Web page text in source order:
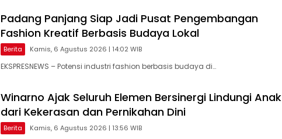
Padang Panjang Siap Jadi Pusat Pengembangan
Fashion Kreatif Berbasis Budaya Lokal
Berita Kamis, 6 Agustus 2026 | 14:02 WIB
EKSPRESNEWS – Potensi industri fashion berbasis budaya di…
Winarno Ajak Seluruh Elemen Bersinergi Lindungi Anak
dari Kekerasan dan Pernikahan Dini
Berita Kamis, 6 Agustus 2026 | 13:56 WIB